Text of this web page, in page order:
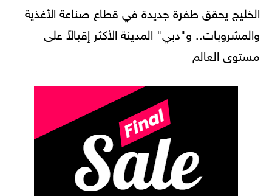
الخليج يحقق طفرة جديدة في قطاع صناعة الأغذية
والمشروبات.. و"دبي" المدينة الأكثر إقبالاً على
مستوى العالم